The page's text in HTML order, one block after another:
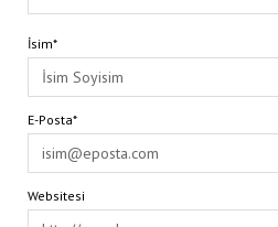
İsim*
E-Posta*
Websitesi